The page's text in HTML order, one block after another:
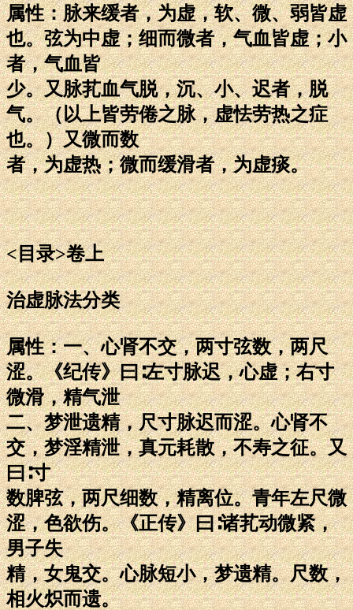
属性：脉来缓者，为虚，软、微、弱皆虚
也。弦为中虚；细而微者，气血皆虚；小
者，气血皆
少。又脉芤血气脱，沉、小、迟者，脱
气。（以上皆劳倦之脉，虚怯劳热之症
也。）又微而数
者，为虚热；微而缓滑者，为虚痰。
<目录>卷上
治虚脉法分类
属性：一、心肾不交，两寸弦数，两尺
涩。《纪传》曰∶左寸脉迟，心虚；右寸
微滑，精气泄
二、梦泄遗精，尺寸脉迟而涩。心肾不
交，梦淫精泄，真元耗散，不寿之征。又
曰∶寸
数脾弦，两尺细数，精离位。青年左尺微
涩，色欲伤。《正传》曰∶诸芤动微紧，
男子失
精，女鬼交。心脉短小，梦遗精。尺数，
相火炽而遗。